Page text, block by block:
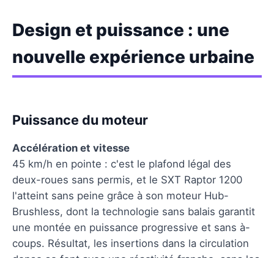
Design et puissance : une
nouvelle expérience urbaine
Puissance du moteur
Accélération et vitesse
45 km/h en pointe : c'est le plafond légal des
deux-roues sans permis, et le SXT Raptor 1200
l'atteint sans peine grâce à son moteur Hub-
Brushless, dont la technologie sans balais garantit
une montée en puissance progressive et sans à-
coups. Résultat, les insertions dans la circulation